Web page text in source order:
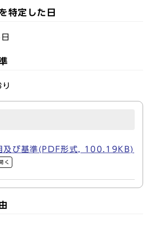
特定した日
及び基準(PDF形式, 100.19KB)
く